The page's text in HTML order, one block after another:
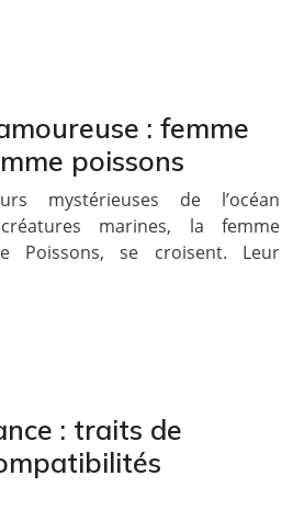
: femme
poissons
mystérieuses de l’océan
marines, la femme
Poissons, se croisent. Leur
: traits de